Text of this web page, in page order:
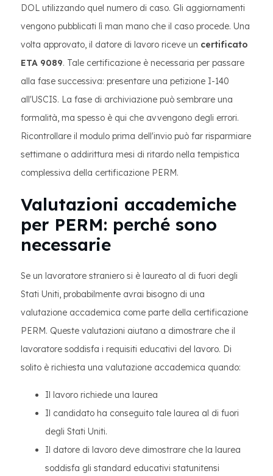
DOL utilizzando quel numero di caso. Gli aggiornamenti
vengono pubblicati lì man mano che il caso procede. Una
volta approvato, il datore di lavoro riceve un certificato
ETA 9089. Tale certificazione è necessaria per passare
alla fase successiva: presentare una petizione I-140
all'USCIS. La fase di archiviazione può sembrare una
formalità, ma spesso è qui che avvengono degli errori.
Ricontrollare il modulo prima dell'invio può far risparmiare
settimane o addirittura mesi di ritardo nella tempistica
complessiva della certificazione PERM.
Valutazioni accademiche
per PERM: perché sono
necessarie
Se un lavoratore straniero si è laureato al di fuori degli
Stati Uniti, probabilmente avrai bisogno di una
valutazione accademica come parte della certificazione
PERM. Queste valutazioni aiutano a dimostrare che il
lavoratore soddisfa i requisiti educativi del lavoro. Di
solito è richiesta una valutazione accademica quando:
Il lavoro richiede una laurea
Il candidato ha conseguito tale laurea al di fuori
degli Stati Uniti.
Il datore di lavoro deve dimostrare che la laurea
soddisfa gli standard educativi statunitensi